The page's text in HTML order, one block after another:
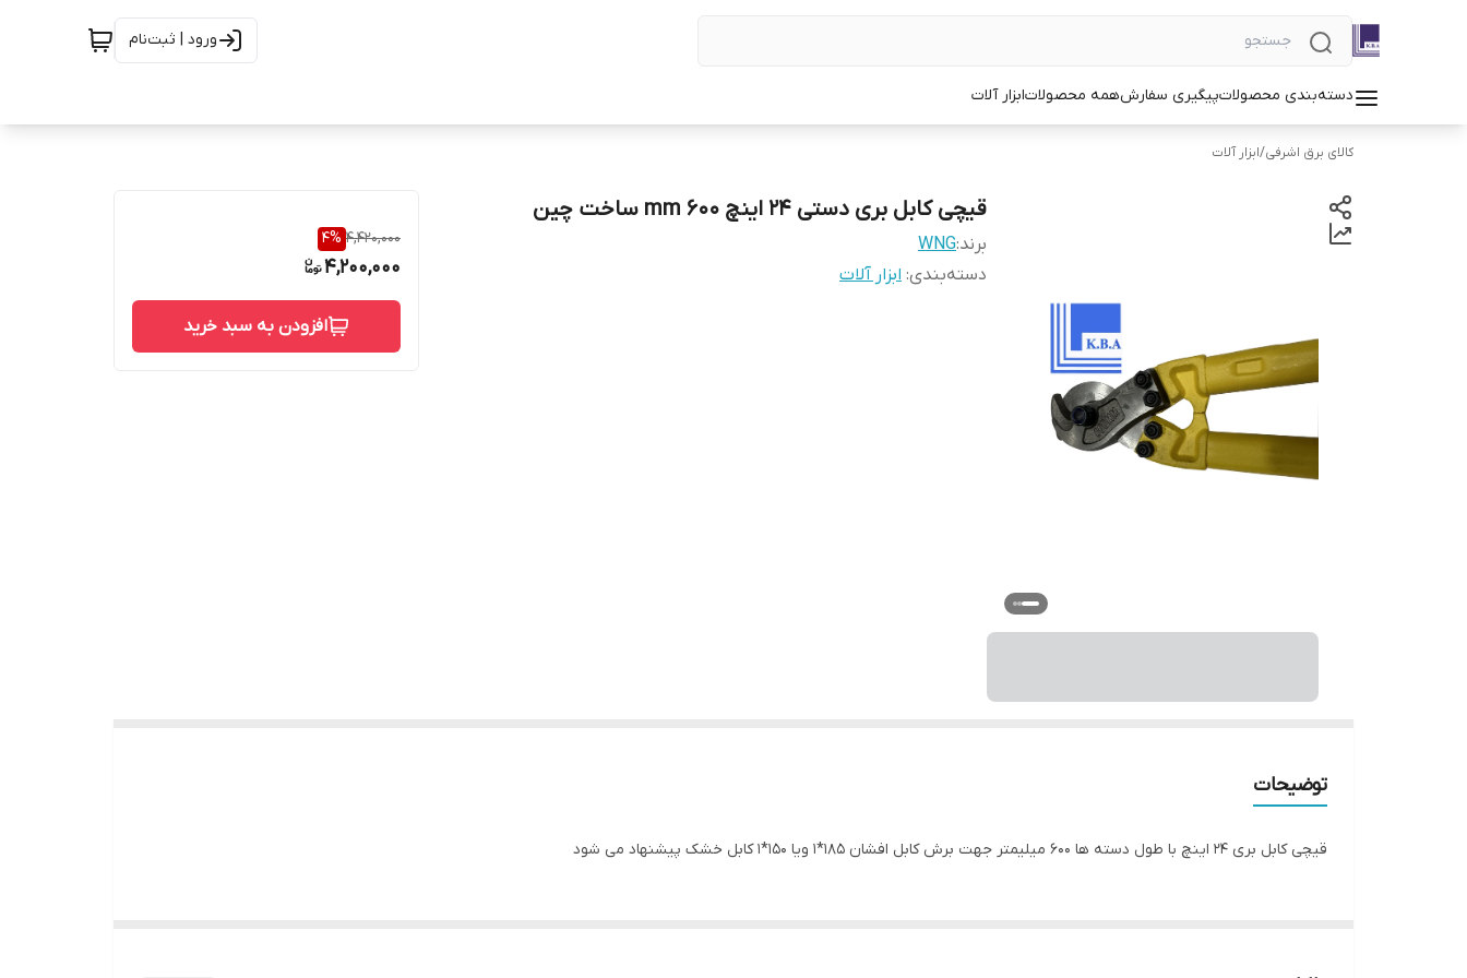
ورود | ثبت‌نام
دسته‌بندی محصولاتپیگیری سفارشهمه محصولاتابزار آلات
کالای برق اشرفی/ابزار آلات
قیچی کابل بری دستی 24 اینچ 600 mm ساخت چین
برند:WNG
دسته‌بندی: ابزار آلات
4,420,000
4%
4,200,000
افزودن به سبد خرید
توضیحات
قیچی کابل بری 24 اینچ با طول دسته ها 600 میلیمتر جهت برش کابل افشان 185*1 ویا 150*1 کابل خشک پیشنهاد می شود